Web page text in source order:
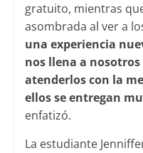
gratuito, mientras
asombrada al ver a
una experiencia
nos llena a
atenderlos con la
ellos se entregan
enfatizó.
La estudiante